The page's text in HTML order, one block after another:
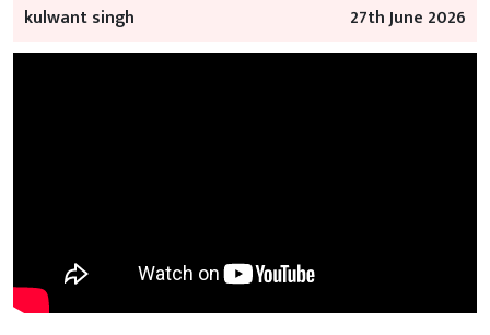
kulwant singh 27th June 2026